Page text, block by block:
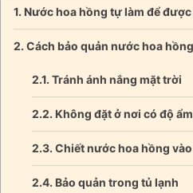
Nước hoa hồng tự làm để
Cách bảo quản nước hoa
Tránh ánh nắng mặt trời
Không đặt ở nơi có độ
Chiết nước hoa hồng
Bảo quản trong tủ lạnh